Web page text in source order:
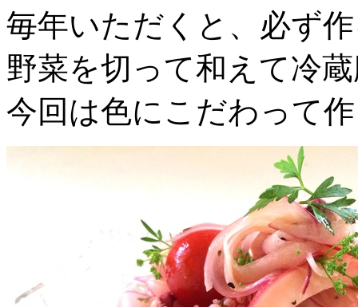
毎年いただくと、必ず
野菜を切って和えて冷
今回は色にこだわって